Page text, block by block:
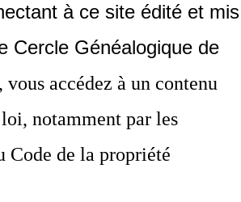
à ce site édité et mis
Cercle Généalogique de
, vous accédez à un contenu
notamment par les
Code de la propriété